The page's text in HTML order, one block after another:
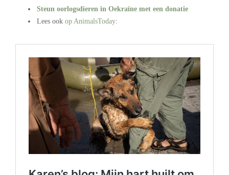
Steun oorlogsdieren in Oekraïne met een donatie
Lees ook op AnimalsToday: